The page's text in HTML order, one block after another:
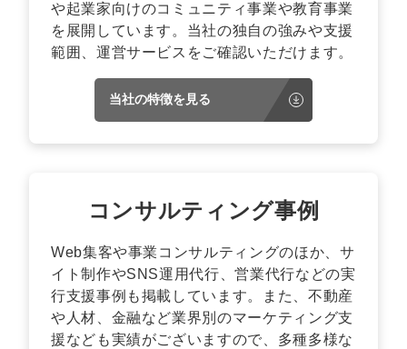
や起業家向けのコミュニティ事業や教育事業
を展開しています。当社の独自の強みや支援
範囲、運営サービスをご確認いただけます。
当社の特徴を見る
コンサルティング事例
Web集客や事業コンサルティングのほか、サ
イト制作やSNS運用代行、営業代行などの実
行支援事例も掲載しています。また、不動産
や人材、金融など業界別のマーケティング支
援なども実績がございますので、多種多様な